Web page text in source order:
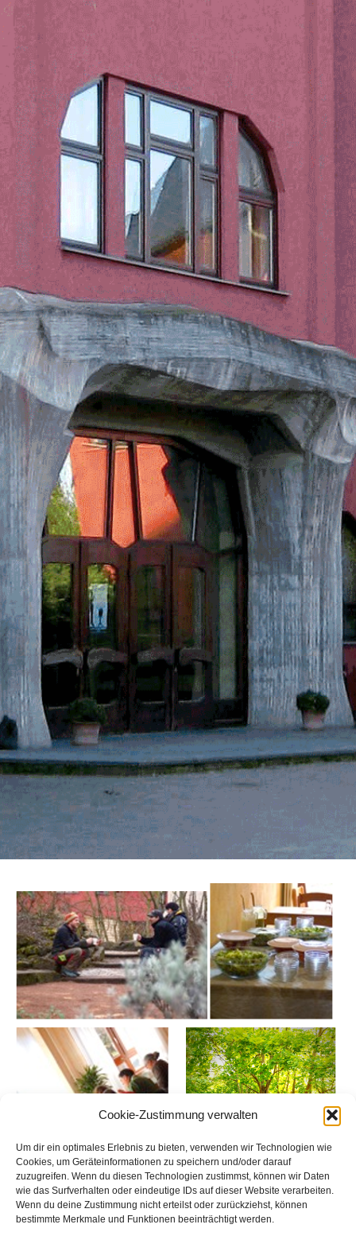
Cookie-Zustimmung verwalten
Um dir ein optimales Erlebnis zu bieten, verwenden wir Technologien wie
Cookies, um Geräteinformationen zu speichern und/oder darauf
zuzugreifen. Wenn du diesen Technologien zustimmst, können wir Daten
wie das Surfverhalten oder eindeutige IDs auf dieser Website verarbeiten.
Wenn du deine Zustimmung nicht erteilst oder zurückziehst, können
bestimmte Merkmale und Funktionen beeinträchtigt werden.